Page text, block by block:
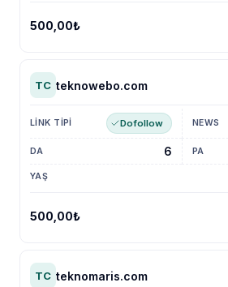
500,00₺
TC teknowebo.com
Dofollow
6
500,00₺
TC teknomaris.com